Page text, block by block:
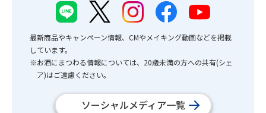
最新商品やキャンペーン情報、CMやメイキング動画などを掲載
しています。
※お酒にまつわる情報については、20歳未満の方への共有(シェ
ア)はご遠慮ください。
ソーシャルメディア一覧